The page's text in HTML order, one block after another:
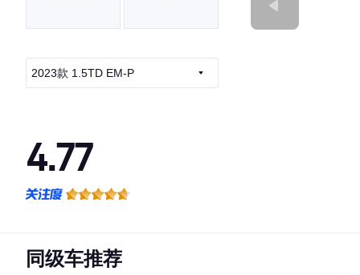
2023款 1.5TD EM-P
4.77
·空间表现一般，低于68%同级车
同级车推荐